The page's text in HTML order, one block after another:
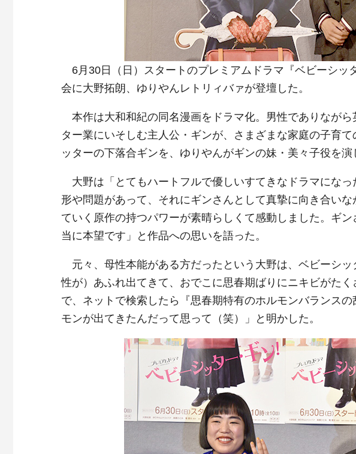
6月30日（日）スタートのプレミアムドラマ『ベビーシッ
会に大野拓朗、ゆりやんレトリィバァが登壇した。
本作は大和和紀の同名漫画をドラマ化。男性でありなが
ター業にいそしむ主人公・ギンが、さまざまな家庭の子育
ッターの下落合ギンを、ゆりやんがギンの妹・美々子役を演
大野は「とてもハートフルで優しいすてきなドラマにな
形や問題があって、それにギンさんとして真摯に向き合い
ていく原作の持つパワーが素晴らしくて感動しました。ギ
当に本望です」と作品への思いを語った。
元々、母性本能がある方だったという大野は、ベビーシ
性が）あふれ出てきて、おでこに思春期ばりにニキビがた
で、ネットで検索したら『思春期特有のホルモンバランス
モンが出てきたんだって思って（笑）」と明かした。